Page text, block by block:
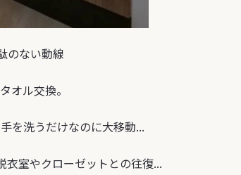
ない動線
オル交換。
を洗うだけなのに大移動...
室やクローゼットとの往復...